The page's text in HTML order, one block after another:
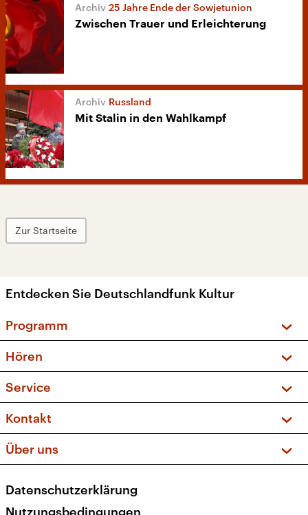
25 Jahre Ende der Sowjetunion
Zwischen Trauer und Erleichterung
Russland
Mit Stalin in den Wahlkampf
Zur Startseite
Entdecken Sie Deutschlandfunk Kultur
Programm
Sendungen und Podcasts
Musikliste
Kakadu – Das Kinderprogramm
Hören
Frequenzen (UKW + DAB+)
Service
FAQ
Apps
Newsletter
Veranstaltungen
Kontakt
Social Media
Über uns
Presse
Datenschutzerklärung
Nutzungsbedingungen